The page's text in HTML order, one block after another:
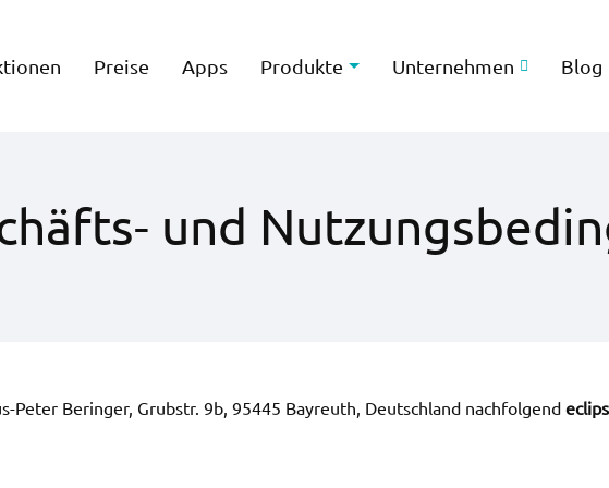
Preise Apps Produkte Unternehmen Blog
und
Peter Beringer, Grubstr. 9b, 95445 Bayreuth, Deutschland nachfolgend